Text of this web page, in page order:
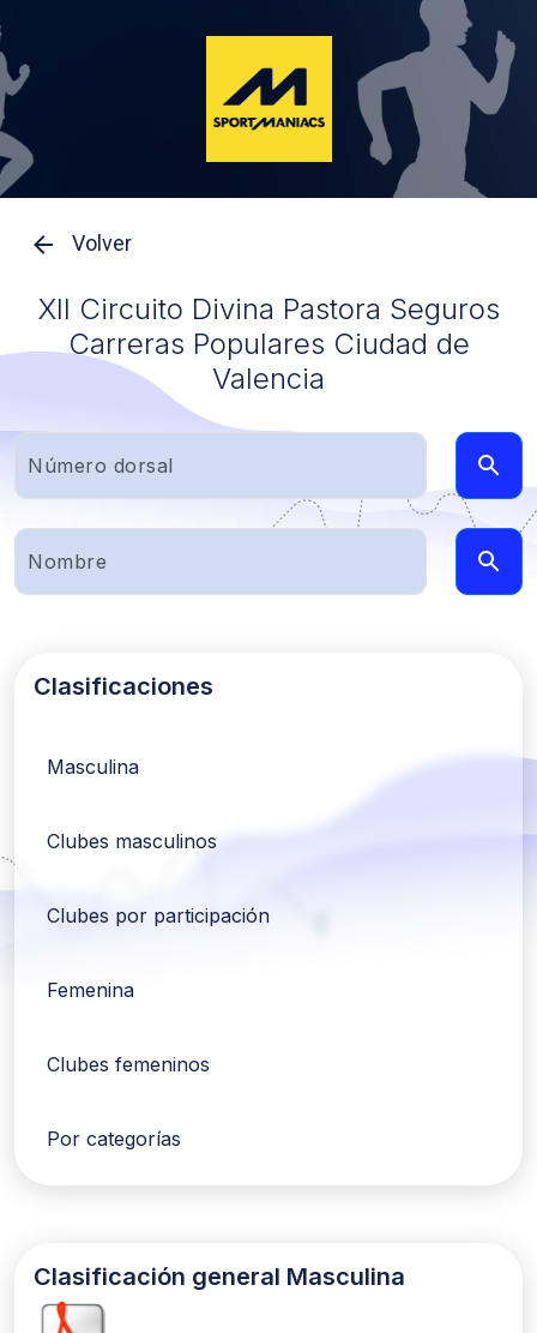
Volver
XII Circuito Divina Pastora Seguros
Carreras Populares Ciudad de
Valencia
Clasificaciones
Masculina
Clubes masculinos
Clubes por participación
Femenina
Clubes femeninos
Por categorías
Clasificación general Masculina